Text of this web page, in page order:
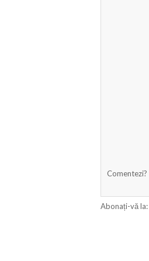
Comentezi?
Abonați-vă la: